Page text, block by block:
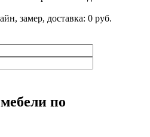
замер, доставка: 0 руб.
по